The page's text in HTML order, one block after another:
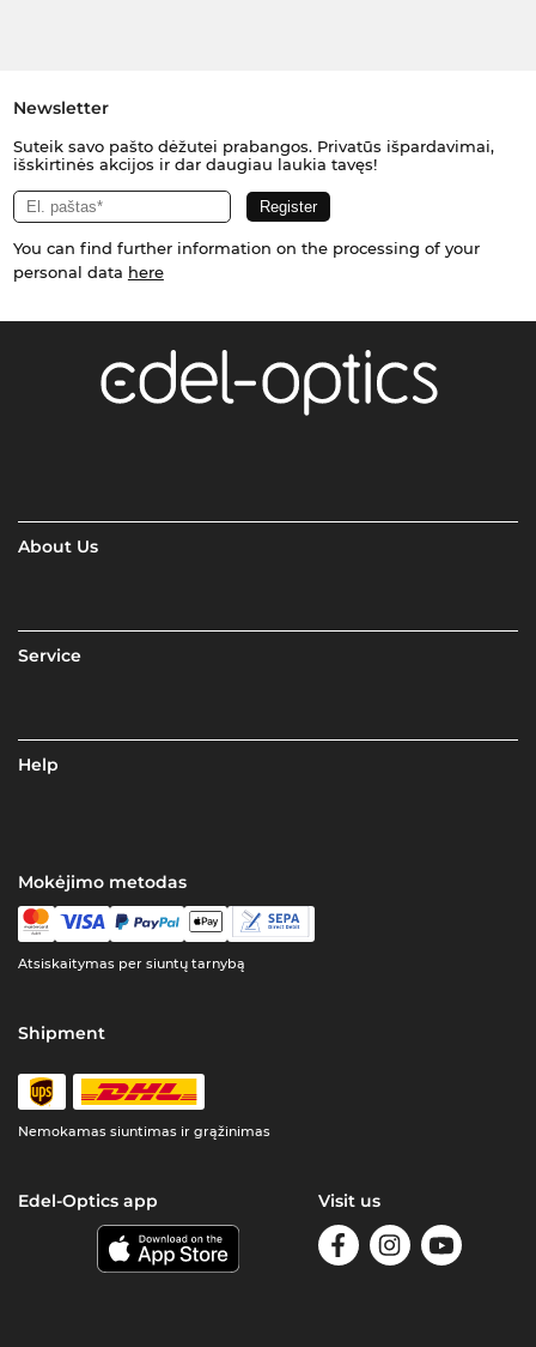
Newsletter
Suteik savo pašto dėžutei prabangos. Privatūs išpardavimai,
išskirtinės akcijos ir dar daugiau laukia tavęs!
You can find further information on the processing of your
personal data here
About Us
Service
Help
Mokėjimo metodas
Atsiskaitymas per siuntų tarnybą
Shipment
Nemokamas siuntimas ir grąžinimas
Edel-Optics app Visit us